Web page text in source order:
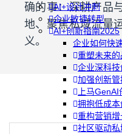
AI+设计冲刺
企业敏捷转型
AI+创新指南2025
企业如何快
重塑未来的
企业深科技
加强创新管
上马GenAI
拥抱低成本
重构营销增
社区驱动
确的事：深耕产品
地、聚焦私域流量
义。